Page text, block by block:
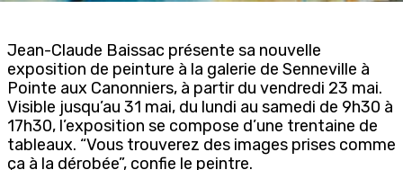
Jean-Claude Baissac présente sa nouvelle
exposition de peinture à la galerie de Senneville à
Pointe aux Canonniers, à partir du vendredi 23 mai.
Visible jusqu’au 31 mai, du lundi au samedi de 9h30 à
17h30, l’exposition se compose d’une trentaine de
tableaux. “Vous trouverez des images prises comme
ça à la dérobée”, confie le peintre.